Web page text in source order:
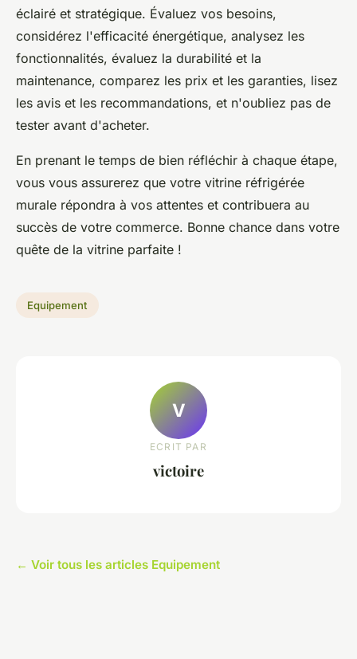
éclairé et stratégique. Évaluez vos besoins,
considérez l'efficacité énergétique, analysez les
fonctionnalités, évaluez la durabilité et la
maintenance, comparez les prix et les garanties, lisez
les avis et les recommandations, et n'oubliez pas de
tester avant d'acheter.
En prenant le temps de bien réfléchir à chaque étape,
vous vous assurerez que votre vitrine réfrigérée
murale répondra à vos attentes et contribuera au
succès de votre commerce. Bonne chance dans votre
quête de la vitrine parfaite !
Equipement
V
ECRIT PAR
victoire
← Voir tous les articles Equipement